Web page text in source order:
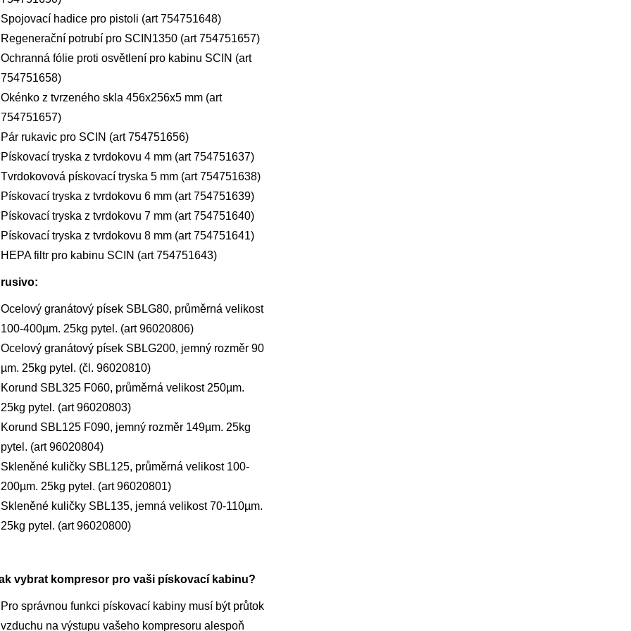
Spojovací hadice pro pistoli (art 754751648)
Regenerační potrubí pro SCIN1350 (art 754751657)
Ochranná fólie proti osvětlení pro kabinu SCIN (art
754751658)
Okénko z tvrzeného skla 456x256x5 mm (art
754751657)
Pár rukavic pro SCIN (art 754751656)
Pískovací tryska z tvrdokovu 4 mm (art 754751637)
Tvrdokovová pískovací tryska 5 mm (art 754751638)
Pískovací tryska z tvrdokovu 6 mm (art 754751639)
Pískovací tryska z tvrdokovu 7 mm (art 754751640)
Pískovací tryska z tvrdokovu 8 mm (art 754751641)
HEPA filtr pro kabinu SCIN (art 754751643)
Ocelový granátový písek SBLG80, průměrná velikost
100-400µm. 25kg pytel. (art 96020806)
Ocelový granátový písek SBLG200, jemný rozměr 90
µm. 25kg pytel. (čl. 96020810)
Korund SBL325 F060, průměrná velikost 250µm.
25kg pytel. (art 96020803)
Korund SBL125 F090, jemný rozměr 149µm. 25kg
pytel. (art 96020804)
Skleněné kuličky SBL125, průměrná velikost 100-
200µm. 25kg pytel. (art 96020801)
Skleněné kuličky SBL135, jemná velikost 70-110µm.
25kg pytel. (art 96020800)
vybrat kompresor pro vaši pískovací kabinu?
Pro správnou funkci pískovací kabiny musí být průtok
vzduchu na výstupu vašeho kompresoru alespoň